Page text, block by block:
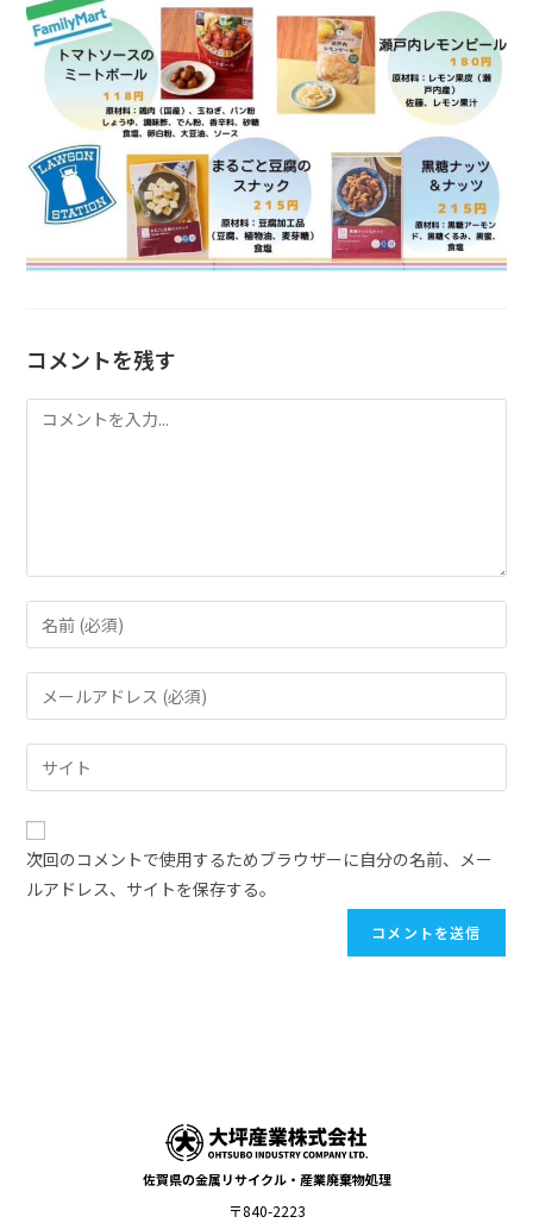
コメントを残す
次回のコメントで使用するためブラウザーに自分の名前、メー
ルアドレス、サイトを保存する。
佐賀県の金属リサイクル・産業廃棄物処理
〒840-2223